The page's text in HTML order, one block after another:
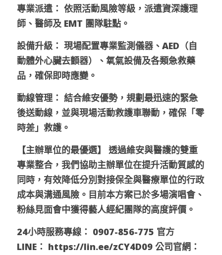
專業派遣： 依照活動風險等級，派遣資深護理
師、醫師及 EMT 團隊駐點。
設備升級： 現場配置專業監測儀器、AED（自
動體外心臟去顫器）、氧氣設備及各類急救藥
品，確保即時應變。
動線管理： 結合維安優勢，規劃最迅速的緊急
後送動線，並與現場活動救護車聯動，確保「零
時差」救護。
【主辦單位的最優選】 透過維安與醫護的雙重
專業整合，我們協助主辦單位在提升活動質感的
同時，有效降低分別對接保全與醫療單位的行政
成本與溝通風險。目前本方案已於多場演唱會、
粉絲見面會中獲得藝人經紀團隊的高度評價。
24小時服務專線： 0907-856-775 官方
LINE： https://lin.ee/zCY4D09 公司官網：